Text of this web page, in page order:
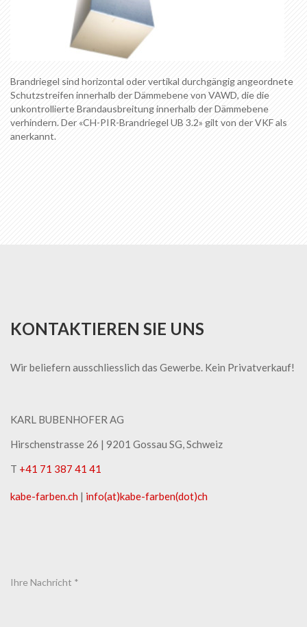
Brandriegel sind horizontal oder vertikal durchgängig angeordnete
Schutzstreifen innerhalb der Dämmebene von VAWD, die die
unkontrollierte Brandausbreitung innerhalb der Dämmebene
verhindern. Der «CH-PIR-Brandriegel UB 3.2» gilt von der VKF als
anerkannt.
KONTAKTIEREN SIE UNS
Wir beliefern ausschliesslich das Gewerbe. Kein Privatverkauf!
KARL BUBENHOFER AG
Hirschenstrasse 26 | ​9201 Gossau SG, Schweiz
T +41 71 387 41 41
kabe-​farben.ch | info(at)kabe-​farben(dot)ch